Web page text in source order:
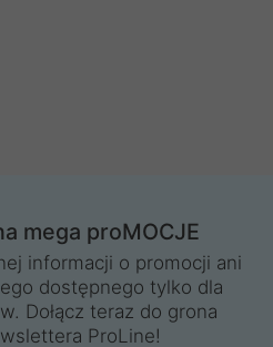
mega proMOCJE
informacji o promocji ani
dostępnego tylko dla
Dołącz teraz do grona
ProLine!